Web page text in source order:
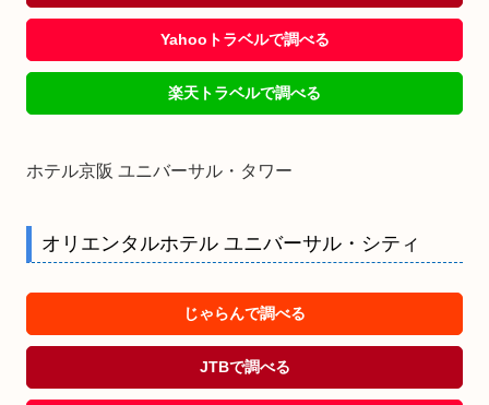
Yahooトラベルで調べる
楽天トラベルで調べる
ホテル京阪 ユニバーサル・タワー
オリエンタルホテル ユニバーサル・シティ
じゃらんで調べる
JTBで調べる